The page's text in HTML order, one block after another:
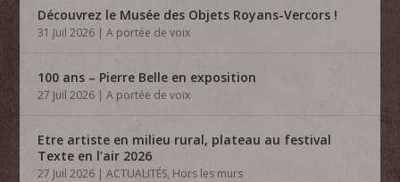
Découvrez le Musée des Objets Royans-Vercors !
31 Juil 2026 |A portée de voix
100 ans – Pierre Belle en exposition
27 Juil 2026 |A portée de voix
Etre artiste en milieu rural, plateau au festival
Texte en l’air 2026
27 Juil 2026 |ACTUALITÉS, Hors les murs